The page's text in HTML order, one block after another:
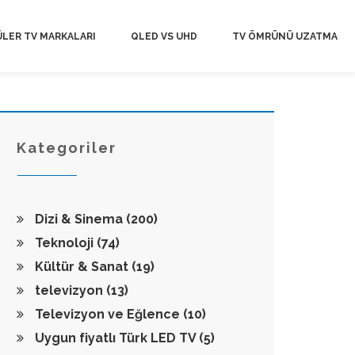
TV MARKALARI QLED VS UHD TV ÖMRÜNÜ UZATMA
Kategoriler
Dizi & Sinema (200)
Teknoloji (74)
Kültür & Sanat (19)
televizyon (13)
Televizyon ve Eğlence (10)
Uygun fiyatlı Türk LED TV (5)